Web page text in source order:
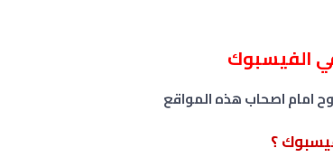
الفيسبوك
امام اصحاب هذه المواقع
؟